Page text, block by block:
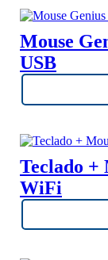
Mouse
USB
Teclado +
WiFi